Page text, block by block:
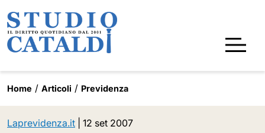
Home Articoli Previdenza
Laprevidenza.it 12 set 2007